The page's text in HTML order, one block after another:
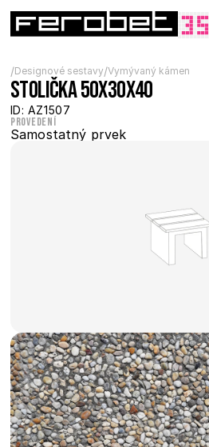
/Designové sestavy/Vymývaný kámen
Stolička 50x30x40
ID: AZ1507
Provedení
Samostatný prvek